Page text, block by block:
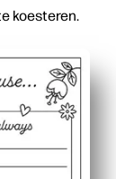
koesteren.
of
kind om
of frame kunt
gebruiken voor